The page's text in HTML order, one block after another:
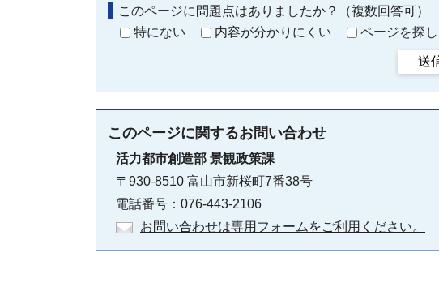
このページに問題点はありましたか？（複数回答可）
特にない
内容が分かりにくい ページを探
送
このページに関するお問い合わせ
活力都市創造部 景観政策課
〒930-8510 富山市新桜町7番38号
電話番号：076-443-2106
お問い合わせは専用フォームをご利用ください。